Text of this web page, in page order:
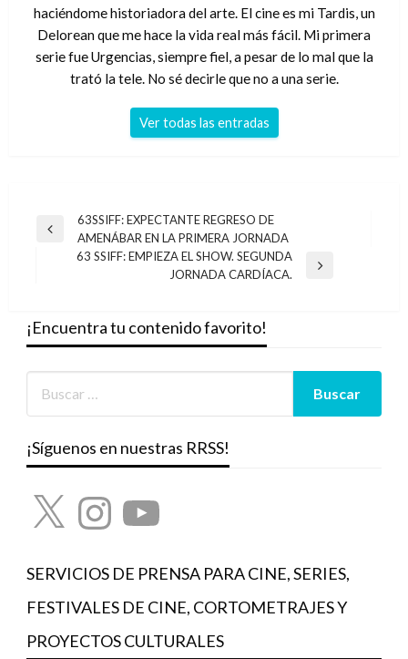
haciéndome historiadora del arte. El cine es mi Tardis, un
Delorean que me hace la vida real más fácil. Mi primera
serie fue Urgencias, siempre fiel, a pesar de lo mal que la
trató la tele. No sé decirle que no a una serie.
Ver todas las entradas
Navegación
Entrada
anterior
63SSIFF: EXPECTANTE REGRESO DE
AMENÁBAR EN LA PRIMERA JORNADA
63 SSIFF: EMPIEZA EL SHOW. SEGUNDA
JORNADA CARDÍACA.
¡Encuentra tu contenido favorito!
¡Síguenos en nuestras RRSS!
X InstagramYouTube
SERVICIOS DE PRENSA PARA CINE, SERIES,
FESTIVALES DE CINE, CORTOMETRAJES Y
PROYECTOS CULTURALES